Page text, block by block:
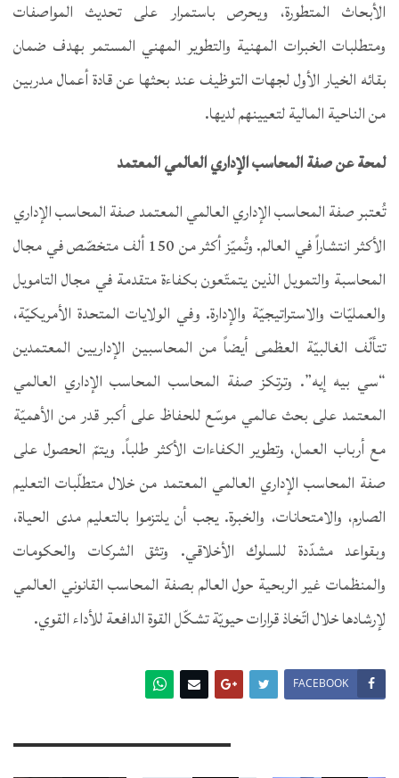
الأبحاث المتطورة، ويحرص باستمرار على تحديث المواصفات
ومتطلبات الخبرات المهنية والتطوير المهني المستمر بهدف ضمان
بقائه الخيار الأول لجهات التوظيف عند بحثها عن قادة أعمال مدربين
من الناحية المالية لتعيينهم لديها.
لمحة عن صفةالمحاسب الإداري العالمي المعتمد
تُعتبر صفة المحاسب الإداري العالمي المعتمد صفة المحاسب الإداري
الأكثر انتشاراً في العالم. وتُميّز أكثر من 150 ألف متخصّص في مجال
المحاسبة والتمويل الذين يتمتّعون بكفاءة متقدمة في مجال التامويل
والعمليّات والاستراتيجيّة والإدارة. وفي الولايات المتحدة الأمريكيّة،
تتألّف الغالبيّة العظمى أيضاً من المحاسبين الإداريين المعتمدين
“سي بيه إيه”. وترتكز صفة المحاسب المحاسب الإداري العالمي
المعتمد على بحث عالمي موسّع للحفاظ على أكبر قدر من الأهميّة
مع أرباب العمل، وتطوير الكفاءات الأكثر طلباً. ويتمّ الحصول على
صفة المحاسب الإداري العالمي المعتمد من خلال متطلّبات التعليم
الصارم، والامتحانات، والخبرة. يجب أن يلتزموا بالتعليم مدى الحياة،
وبقواعد مشدّدة للسلوك الأخلاقي. وتثق الشركات والحكومات
والمنظمات غير الربحية حول العالم بصفة المحاسب القانوني العالمي
لإرشادها خلال اتّخاذ قرارات حيويّة تشكّل القوة الدافعة للأداء القوي.
FACEBOOK